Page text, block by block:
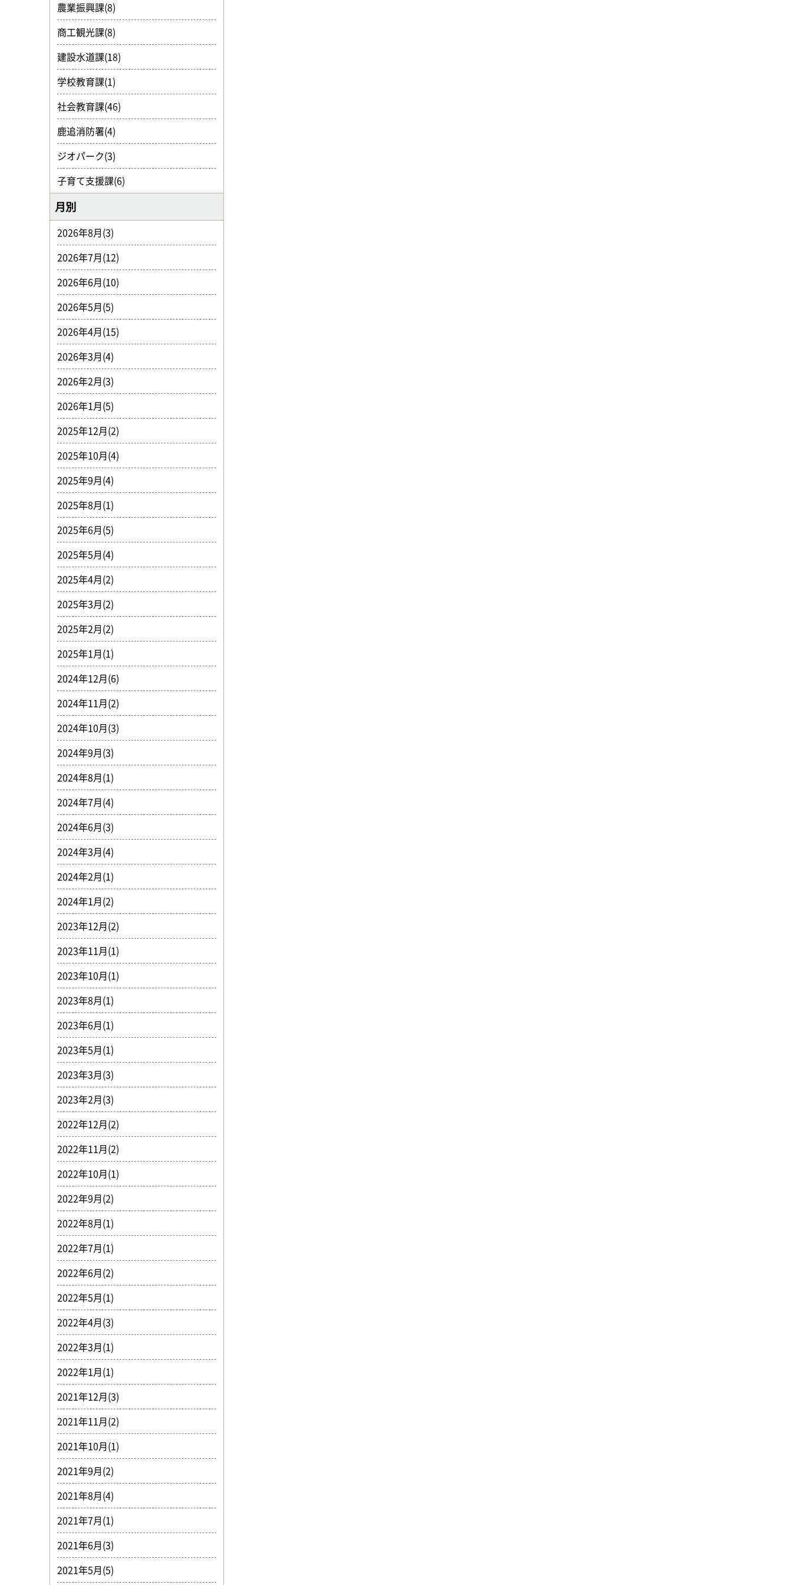
農業振興課(8)
商工観光課(8)
建設水道課(18)
学校教育課(1)
社会教育課(46)
鹿追消防署(4)
ジオパーク(3)
子育て支援課(6)
月別
2026年8月(3)
2026年7月(12)
2026年6月(10)
2026年5月(5)
2026年4月(15)
2026年3月(4)
2026年2月(3)
2026年1月(5)
2025年12月(2)
2025年10月(4)
2025年9月(4)
2025年8月(1)
2025年6月(5)
2025年5月(4)
2025年4月(2)
2025年3月(2)
2025年2月(2)
2025年1月(1)
2024年12月(6)
2024年11月(2)
2024年10月(3)
2024年9月(3)
2024年8月(1)
2024年7月(4)
2024年6月(3)
2024年3月(4)
2024年2月(1)
2024年1月(2)
2023年12月(2)
2023年11月(1)
2023年10月(1)
2023年8月(1)
2023年6月(1)
2023年5月(1)
2023年3月(3)
2023年2月(3)
2022年12月(2)
2022年11月(2)
2022年10月(1)
2022年9月(2)
2022年8月(1)
2022年7月(1)
2022年6月(2)
2022年5月(1)
2022年4月(3)
2022年3月(1)
2022年1月(1)
2021年12月(3)
2021年11月(2)
2021年10月(1)
2021年9月(2)
2021年8月(4)
2021年7月(1)
2021年6月(3)
2021年5月(5)